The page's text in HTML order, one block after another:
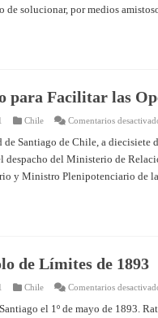
de solucionar, por medios
para Facilitar las
Chile Comentarios
de Santiago de Chile, a diecisiete
despacho del Ministerio de
y Ministro Plenipotenciario de
de Límites de 1893
Chile Comentarios
el 1º de mayo de 1893.